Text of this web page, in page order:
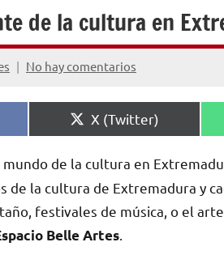
de la cultura en
No hay comentarios
Compartir
en
X (Twitter)
mundo de la cultura en
de la cultura de Extremadura y
festivales de música, o el
Belle Artes